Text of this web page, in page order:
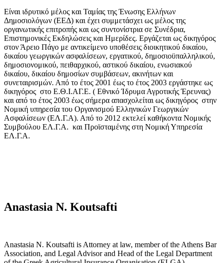
Είναι ιδρυτικό μέλος και Ταμίας της Ένωσης Ελλήνων
Δημοσιολόγων (ΕΕΔ) και έχει συμμετάσχει ως μέλος της
οργανωτικής επιτροπής και ως συντονίστρια σε Συνέδρια,
Επιστημονικές Εκδηλώσεις και Ημερίδες. Εργάζεται ως δικηγόρος
στον Άρειο Πάγο με αντικείμενο υποθέσεις διοικητικού δικαίου,
δικαίου γεωργικών ασφαλίσεων, εργατικού, δημοσιοϋπαλληλικού,
δημοσιονομικού, πειθαρχικού, αστικού δικαίου, ενωσιακού
δικαίου, δικαίου δημοσίων συμβάσεων, ακινήτων και
συνεταιρισμών. Από το έτος 2001 έως το έτος 2003 εργάστηκε ως
δικηγόρος στο Ε.Θ.Ι.ΑΓ.Ε. ( Εθνικό Ίδρυμα Αγροτικής Έρευνας)
και από το έτος 2003 έως σήμερα απασχολείται ως δικηγόρος στην
Νομική υπηρεσία του Οργανισμού Ελληνικών Γεωργικών
Ασφαλίσεων (ΕΛ.Γ.Α). Από το 2012 εκτελεί καθήκοντα Νομικής
Συμβούλου ΕΛ.Γ.Α. και Προϊσταμένης στη Νομική Υπηρεσία
ΕΛ.Γ.Α.
Anastasia N. Koutsafti
Anastasia N. Koutsafti is Attorney at law, member of the Athens Bar
Association, and Legal Advisor and Head of the Legal Department